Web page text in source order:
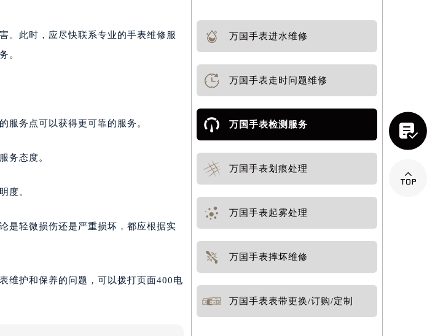
。此时，应尽快联系专业的手表维修服
。
服务点可以获得更可靠的服务。
务态度。
度。
是轻微损伤还是严重损坏，都应根据实
维护和保养的问题，可以拨打页面400电
万国手表进水维修
万国手表走时问题维修
万国手表检测服务
万国手表划痕处理
万国手表起雾处理
万国手表摔坏维修
万国手表表带更换/订购/定制

